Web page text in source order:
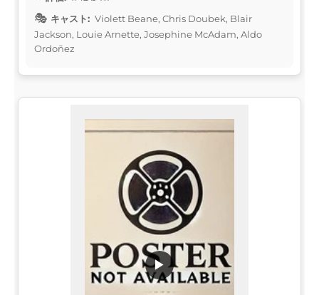
キャスト: Violett Beane, Chris Doubek, Blair
Jackson, Louie Arnette, Josephine McAdam, Aldo
Ordoñez
▶